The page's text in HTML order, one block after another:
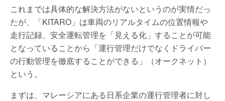
これまでは具体的な解決方法がないというのが実情だっ
たが、「KITARO」は車両のリアルタイムの位置情報や
走行記録、安全運転管理を「見える化」することが可能
となっていることから「運行管理だけでなくドライバー
の行動管理を徹底することができる」（オークネット）
という。
まずは、マレーシアにある日系企業の運行管理者に対し